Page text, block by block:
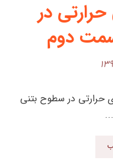
در
دوم
حرارتی در سطوح بتنی